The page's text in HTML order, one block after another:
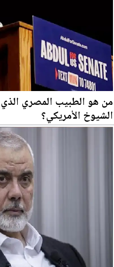
من هو الطبيب المصري
الشيوخ الأمريكي؟